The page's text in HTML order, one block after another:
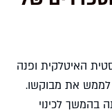
האיטלקית ופנה
לממש את מבוקשו.
בהמשך לכינוי